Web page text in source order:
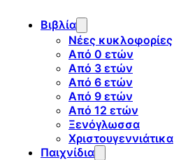
Βιβλία
Νέες κυκλοφορίες
Από 0 ετών
Από 3 ετών
Από 6 ετών
Από 9 ετών
Από 12 ετών
Ξενόγλωσσα
Χριστουγεννιάτικα
Παιχνίδια